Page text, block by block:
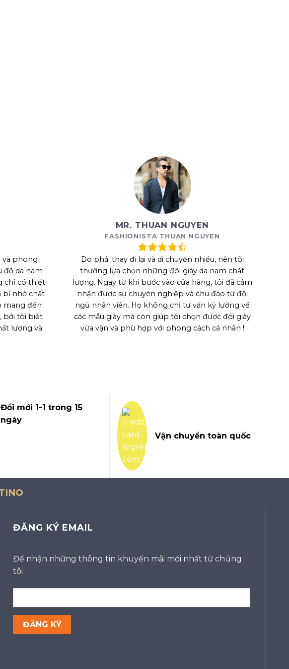
và phong
đồ da nam
chỉ có thiết
bỉ nhờ chất
mang đến
bởi tôi biết
lượng và
MR. THUAN NGUYEN
FASHIONISTA THUAN NGUYEN
Do phải thay đi lại và di chuyển nhiều, nên tôi
thường lựa chọn những đôi giày da nam chất
lượng. Ngay từ khi bước vào cửa hàng, tôi đã cảm
nhận được sự chuyên nghiệp và chu đáo từ đội
ngũ nhân viên. Họ không chỉ tư vấn kỹ lưỡng về
các mẫu giày mà còn giúp tôi chọn được đôi giày
vừa vặn và phù hợp với phong cách cá nhân !
Đổi mới 1-1 trong 15
ngày
Vận chuyển toàn quốc
ĐĂNG KÝ EMAIL
Để nhận những thông tin khuyến mãi mới nhất từ chúng
tôi